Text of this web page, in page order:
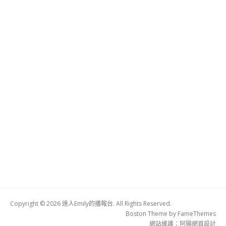
Copyright © 2026 達人Emily的播報台. All Rights Reserved.
Boston Theme by FameThemes
網站維護： 阿腸網頁設計